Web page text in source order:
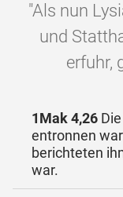
"Als nun
und
erfuhr,
1Mak 4,26
entronnen
berichteten
war.